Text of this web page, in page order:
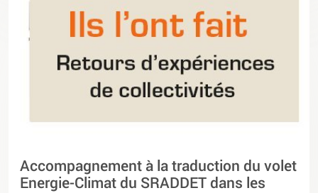
Accompagnement à la traduction du volet
Energie-Climat du SRADDET dans les